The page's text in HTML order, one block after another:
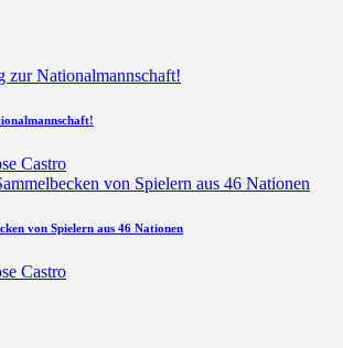
Castro
von Spielern aus 46 Nationen
Castro